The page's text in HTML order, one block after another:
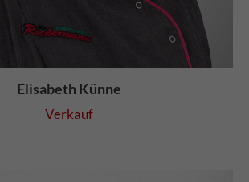
Elisabeth Künne
Verkauf